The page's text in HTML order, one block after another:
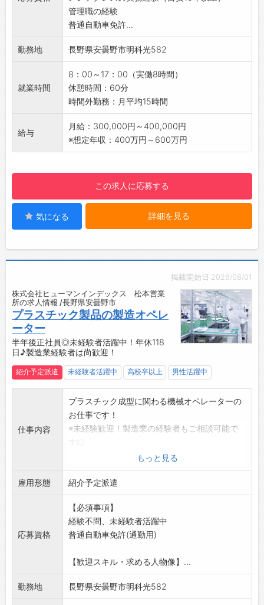
機器による精度検査体制を整えてご要望にお応
えしています。
■情報機器分野
情報機器、光学機器、時計、家電、自動車など
に供給しております。カメラや携帯モバイルな
ど複雑な形状と細密な表面処理が問われる「外
装加工」なども行っております。
【メッセージ】
設立から半世紀の老舗精密プラスチックメーカ
ーである同社の中でも一番の要である射出成形
機の生産オペレーターをお任せします。主に製
情報機器に貢献しております。
■自分の経験や技術を部下に伝え、次の世代を
育成
長年の経験や技術を若手に伝えて、みんなで成
長できる環境を作ります
・管理職（課長）候補の募集です。
・マネジメント経験者のある方歓迎◎
【経験者！】
・プラスチック成形の金型製作実務経験者歓迎
♪
人間関係等働きやすい環境です
【休日について】
・有給取得：平均13日/年
・年5日の有給取得はもちろん、ワークライフ
バランスを重視しています
健康経営優良法人認定◎
対象企業に登録しています！
【設備】
・休憩室
・無料駐車場
・ロッカー
・更衣室
【貸与】
・制服：上着のみ
・安全靴
野と情報機器分野の2つのフィールドに大別さ
れます。
■医療関連の精密プラスチック
・人体・生命に関わる、衛生・安全性を最優先
・身体に直接ふれる治療器具から、ヘルスケア
品は多岐にわたります。
・医師やナースの立場で設計され、患者さんの
管理職の経験
普通自動車免許...
勤務地 長野県安曇野市明科光582
就業時間
8：00～17：00（実働8時間）
休憩時間：60分
時間外勤務：月平均15時間
給与
月給：300,000円～400,000円
※想定年収：400万円～600万円
この求人に応募する
気になる 詳細を見る
掲載開始日:2026/08/01
株式会社ヒューマンインデックス 松本営業
所の求人情報 /長野県安曇野市
プラスチック製品の製造オペレ
ーター
半年後正社員◎未経験者活躍中！年休118
日♪製造業経験者は尚歓迎！
紹介予定派遣 未経験者活躍中 高校卒以上 男性活躍中
仕事内容
プラスチック成型に関わる機械オペレーターの
お仕事です！
※未経験歓迎！製造業の経験者もご相談可能で
・医機器のプラスチック部品の製造作業
・機械への部材投入
・成形後の製品取り出し
・次工程への製品出し
◎クリーンルーム内でのお仕事です
【研修】
だきます
・半年～1年間のOJTを通じて、段階的にスキル
を身につけていただきます
もっと見る
雇用形態 紹介予定派遣
応募資格
【必須事項】
経験不問、未経験者活躍中
普通自動車免許(通勤用)
【歓迎スキル・求める人物像】...
勤務地 長野県安曇野市明科光582